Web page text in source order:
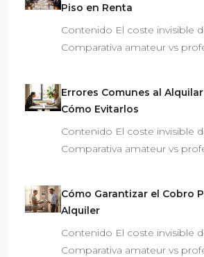
Piso en Renta
Contenido El coste invisible
Comparativa amateur vs
Errores Comunes al
Cómo Evitarlos
Contenido El coste invisible
Comparativa amateur vs
Cómo Garantizar el Cobro
Alquiler
Contenido El coste invisible
Comparativa amateur vs